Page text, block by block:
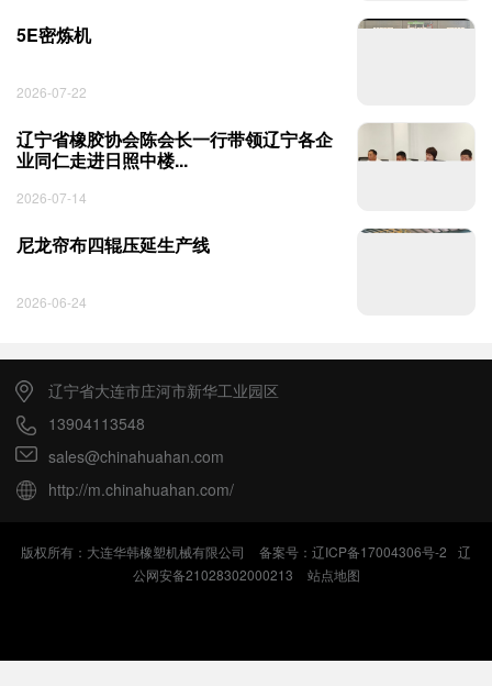
5E密炼机
2026-07-22
辽宁省橡胶协会陈会长一行带领辽宁各企
业同仁走进日照中楼...
2026-07-14
尼龙帘布四辊压延生产线
2026-06-24
辽宁省大连市庄河市新华工业园区
13904113548
sales@chinahuahan.com
http://m.chinahuahan.com/
版权所有：大连华韩橡塑机械有限公司 备案号：辽ICP备17004306号-2
辽
公网安备21028302000213
站点地图